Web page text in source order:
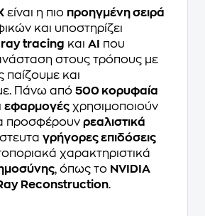
είναι η πιο προηγμένη σειρά
και υποστηρίζει
ray tracing και AI που
στους τρόπους με
παίζουμε και
Πάνω από 500 κορυφαία
εφαρμογές χρησιμοποιούν
προσφέρουν ρεαλιστικά
γρήγορες επιδόσεις
χαρακτηριστικά
, όπως το NVIDIA
Reconstruction.